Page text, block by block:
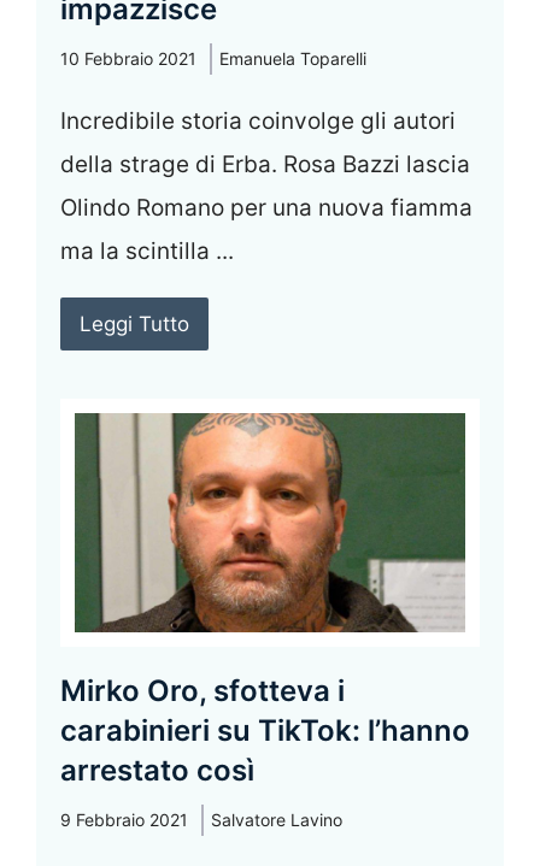
impazzisce
10 Febbraio 2021 Emanuela Toparelli
Incredibile storia coinvolge gli autori
della strage di Erba. Rosa Bazzi lascia
Olindo Romano per una nuova fiamma
ma la scintilla ...
Leggi Tutto
Mirko Oro, sfotteva i
carabinieri su TikTok: l’hanno
arrestato così
9 Febbraio 2021 Salvatore Lavino